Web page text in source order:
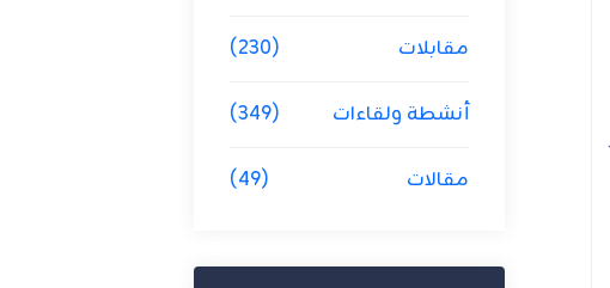
مقابلات (230)
أنشطة ولقاءات (349)
مقالات (49)